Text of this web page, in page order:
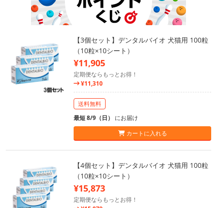
【3個セット】デンタルバイオ 犬猫用 100粒
（10粒×10シート）
¥11,905
定期便ならもっとお得！
¥11,310
送料無料
最短 8/9（日） にお届け
カートに入れる
【4個セット】デンタルバイオ 犬猫用 100粒
（10粒×10シート）
¥15,873
定期便ならもっとお得！